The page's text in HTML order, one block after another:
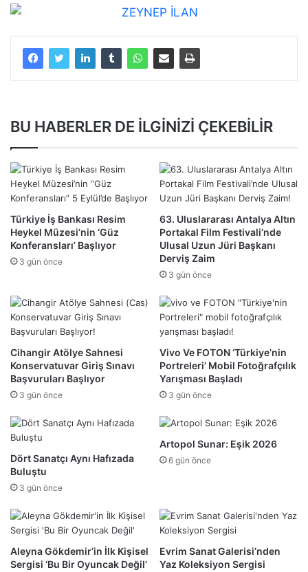
BU HABERLER DE İLGİNİZİ ÇEKEBİLİR
Türkiye İş Bankası Resim
Heykel Müzesi’nin ‘Güz
Konferansları’ Başlıyor
3 gün önce
63. Uluslararası Antalya Altın
Portakal Film Festivali’nde
Ulusal Uzun Jüri Başkanı
Derviş Zaim
3 gün önce
Cihangir Atölye Sahnesi
Konservatuvar Giriş Sınavı
Başvuruları Başlıyor
3 gün önce
Vivo Ve FOTON ‘Türkiye’nin
Portreleri’ Mobil Fotoğrafçılık
Yarışması Başladı
3 gün önce
Dört Sanatçı Aynı Hafızada
Buluştu
3 gün önce
Artopol Sunar: Eşik 2026
6 gün önce
Aleyna Gökdemir’in İlk Kişisel
Sergisi ‘Bu Bir Oyuncak Değil’
Evrim Sanat Galerisi’nden
Yaz Koleksiyon Sergisi